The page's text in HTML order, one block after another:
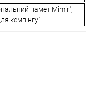
намет Mimir",
кемпінгу".